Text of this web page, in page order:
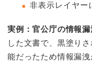
非表示レイヤー
実例：官公庁の情報
した文書で、黒塗り
能だったため情報漏洩